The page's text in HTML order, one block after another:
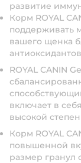
развитие
Корм ROYAL
поддерживать
вашего щенка
ROYAL CANIN
включает в
высокой
Корм ROYAL
повышенной
размер гранул